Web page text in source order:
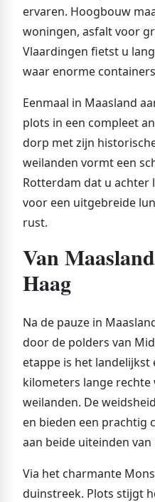
ervaren. Hoogbouw
woningen, asfalt voor
Vlaardingen fietst u
waar enorme
Eenmaal in Maasland
plots in een compleet
dorp met zijn
weilanden vormt een
Rotterdam dat u achter
voor een uitgebreide
rust.
Van
Haag
Na de pauze in
door de polders van
etappe is het
kilometers lange
weilanden. De
en bieden een prachtig
aan beide uiteinden
Via het charmante
duinstreek. Plots stijgt